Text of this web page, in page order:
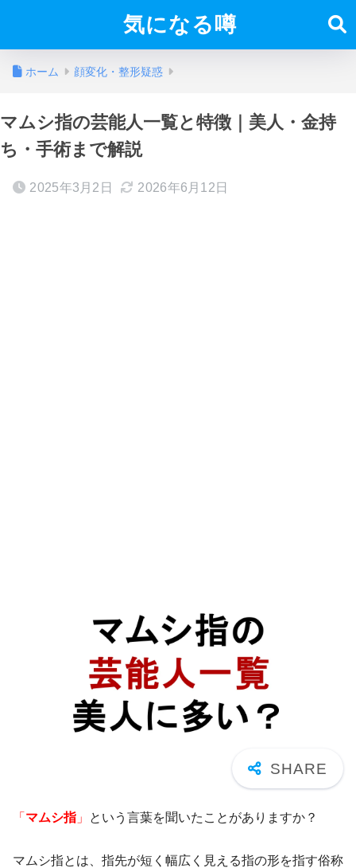
気になる噂
ホーム 顔変化・整形疑惑
マムシ指の芸能人一覧と特徴｜美人・金持
ち・手術まで解説
2025年3月2日 2026年6月12日
「 マムシ指 」 という言葉を聞いたことがありますか？
マムシ指とは、指先が短く幅広く見える指の形を指す俗称